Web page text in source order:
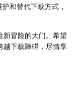
和替代下载方式，
新冒险的大门。希望
越下载障碍，尽情享